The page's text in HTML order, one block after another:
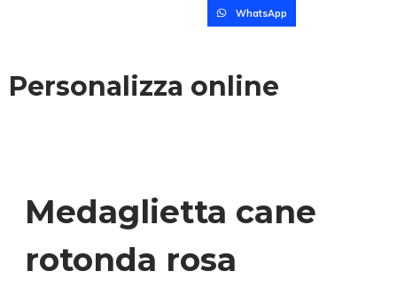
WhatsApp
Personalizza online
Medaglietta cane
rotonda rosa